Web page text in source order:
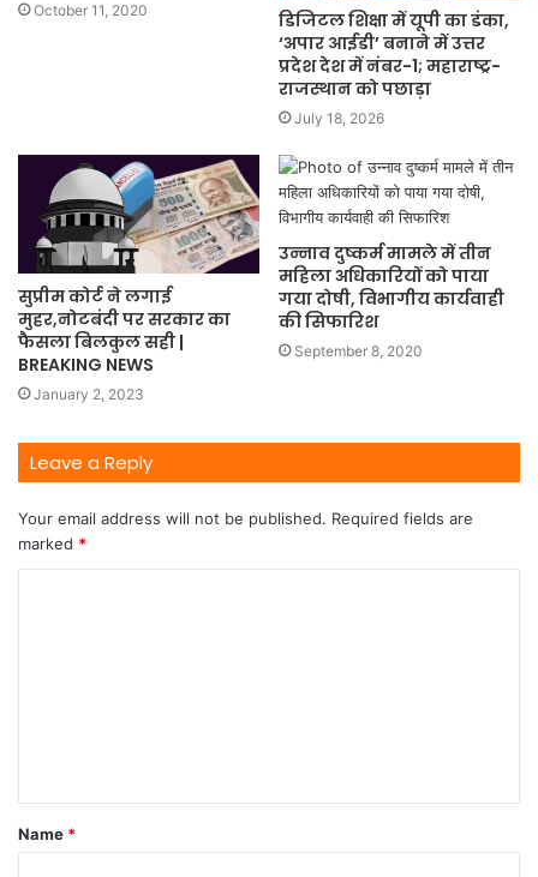
October 11, 2020
डिजिटल शिक्षा में यूपी का डंका,
‘अपार आईडी’ बनाने में उत्तर
प्रदेश देश में नंबर-1; महाराष्ट्र-
राजस्थान को पछाड़ा
July 18, 2026
सुप्रीम कोर्ट ने लगाई
मुहर,नोटबंदी पर सरकार का
फैसला बिलकुल सही |
BREAKING NEWS
January 2, 2023
उन्नाव दुष्कर्म मामले में तीन
महिला अधिकारियों को पाया
गया दोषी, विभागीय कार्यवाही
की सिफारिश
September 8, 2020
Leave a Reply
Your email address will not be published. Required fields are
marked *
Name *